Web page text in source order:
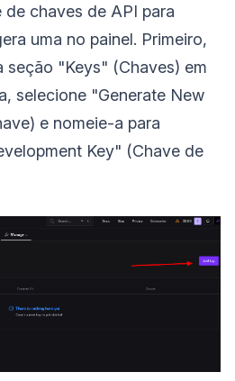
de chaves de API para
uma no painel. Primeiro,
seção "Keys" (Chaves) em
selecione "Generate New
e nomeie-a para
Key" (Chave de